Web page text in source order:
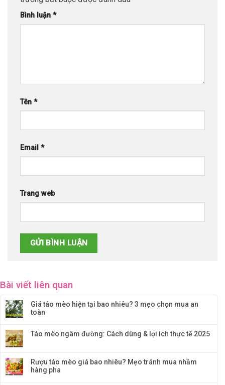
Bình luận *
Tên *
Email *
Trang web
Bài viết liên quan
Giá táo mèo hiện tại bao nhiêu? 3 mẹo chọn mua an
toàn
Táo mèo ngâm đường: Cách dùng & lợi ích thực tế 2025
Rượu táo mèo giá bao nhiêu? Mẹo tránh mua nhầm
hàng pha